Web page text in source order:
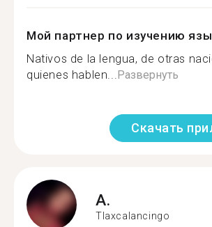
Мой партнер по изучению
Nativos de la lengua, de otras
quienes hablen...Развернуть
Скачать
A.
Tlaxcalancingo